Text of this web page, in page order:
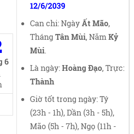
6
12/6/2039
Can chi: NgàyẤt Mão,
Tháng Tân Mùi, Năm Kỷ
Mùi.
Là ngày:Hoàng Đạo, Trực:
Thành
Giờ tốt trong ngày: Tý
(23h - 1h), Dần (3h - 5h),
Mão (5h - 7h), Ngọ (11h -